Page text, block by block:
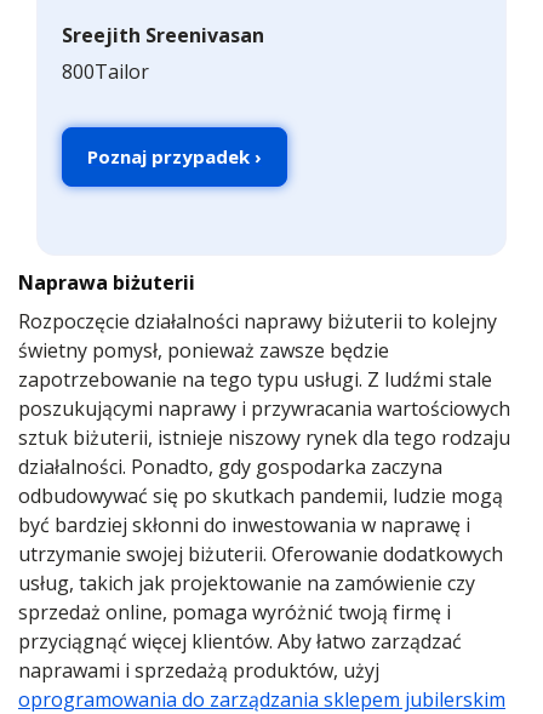
Sreejith Sreenivasan
800Tailor
Poznaj przypadek ›
Naprawa biżuterii
Rozpoczęcie działalności naprawy biżuterii to kolejny
świetny pomysł, ponieważ zawsze będzie
zapotrzebowanie na tego typu usługi. Z ludźmi stale
poszukującymi naprawy i przywracania wartościowych
sztuk biżuterii, istnieje niszowy rynek dla tego rodzaju
działalności. Ponadto, gdy gospodarka zaczyna
odbudowywać się po skutkach pandemii, ludzie mogą
być bardziej skłonni do inwestowania w naprawę i
utrzymanie swojej biżuterii. Oferowanie dodatkowych
usług, takich jak projektowanie na zamówienie czy
sprzedaż online, pomaga wyróżnić twoją firmę i
przyciągnąć więcej klientów. Aby łatwo zarządzać
naprawami i sprzedażą produktów, użyj
oprogramowania do zarządzania sklepem jubilerskim